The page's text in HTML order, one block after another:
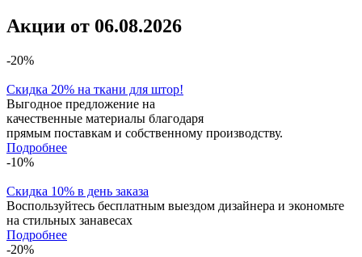
Акции от 06.08.2026
-20%
Скидка 20% на ткани для штор!
Выгодное предложение на
качественные материалы благодаря
прямым поставкам и собственному производству.
Подробнее
-10%
Скидка 10% в день заказа
Воспользуйтесь бесплатным выездом дизайнера и экономьте
на стильных занавесах
Подробнее
-20%